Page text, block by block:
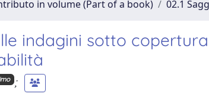
in volume (Part of a book) 02.1
indagini sotto
;